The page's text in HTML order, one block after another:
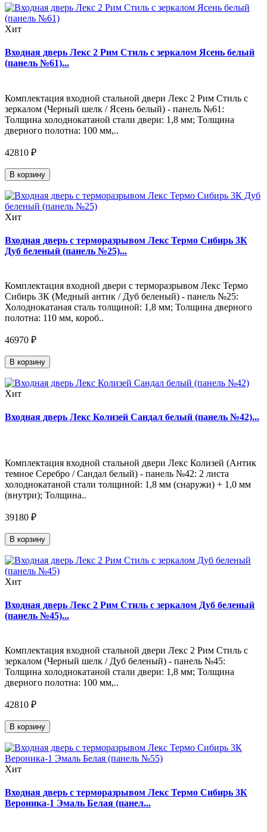
Хит
Входная дверь Лекс 2 Рим Стиль с зеркалом Ясень белый
(панель №61)...
Комплектация входной стальной двери Лекс 2 Рим Стиль с
зеркалом (Черный шелк / Ясень белый) - панель №61:
Толщина холоднокатаной стали двери: 1,8 мм; Толщина
дверного полотна: 100 мм,..
42810 ₽
В корзину
Хит
Входная дверь с терморазрывом Лекс Термо Сибирь 3К
Дуб беленый (панель №25)...
Комплектация входной двери с терморазрывом Лекс Термо
Сибирь 3К (Медный антик / Дуб беленый) - панель №25:
Холоднокатаная сталь толщиной: 1,8 мм; Толщина дверного
полотна: 110 мм, короб..
46970 ₽
В корзину
Хит
Входная дверь Лекс Колизей Сандал белый (панель №42)...
Комплектация входной стальной двери Лекс Колизей (Антик
темное Серебро / Сандал белый) - панель №42: 2 листа
холоднокатаной стали толщиной: 1,8 мм (снаружи) + 1,0 мм
(внутри); Толщина..
39180 ₽
В корзину
Хит
Входная дверь Лекс 2 Рим Стиль с зеркалом Дуб беленый
(панель №45)...
Комплектация входной стальной двери Лекс 2 Рим Стиль с
зеркалом (Черный шелк / Дуб беленый) - панель №45:
Толщина холоднокатаной стали двери: 1,8 мм; Толщина
дверного полотна: 100 мм,..
42810 ₽
В корзину
Хит
Входная дверь с терморазрывом Лекс Термо Сибирь 3К
Вероника-1 Эмаль Белая (панел...